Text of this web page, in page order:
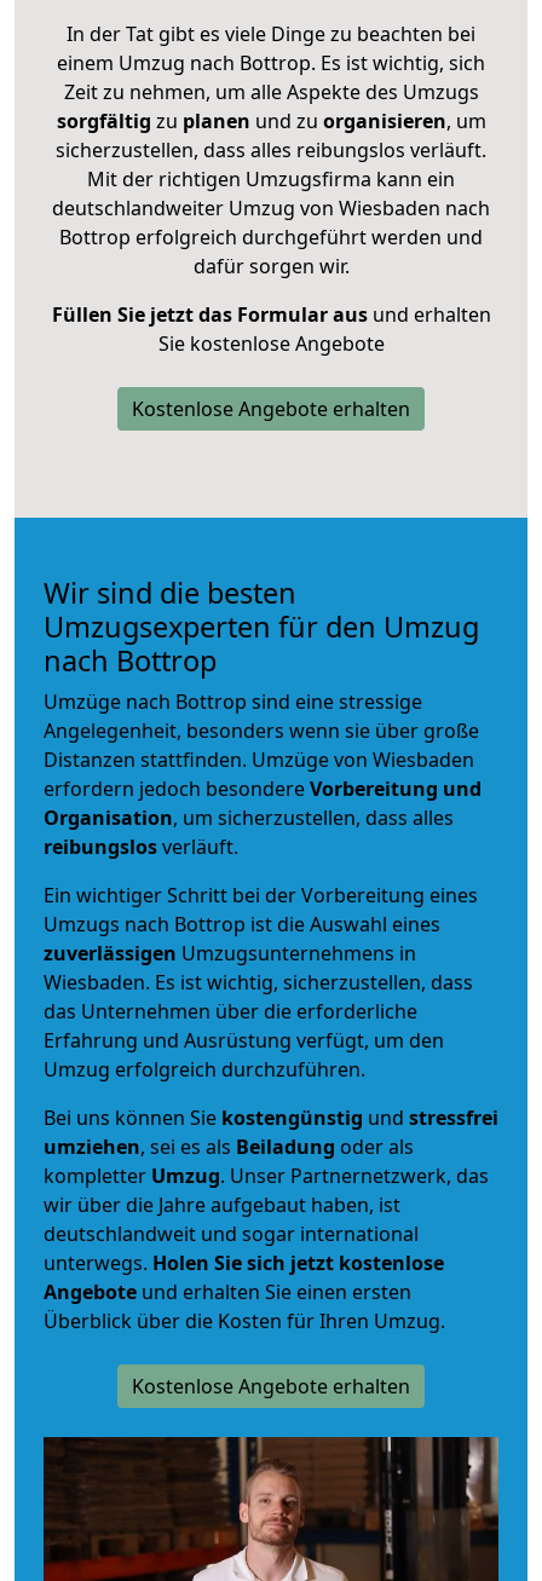
In der Tat gibt es viele Dinge zu beachten bei
einem Umzug nach Bottrop. Es ist wichtig, sich
Zeit zu nehmen, um alle Aspekte des Umzugs
sorgfältig zu planen und zu organisieren, um
sicherzustellen, dass alles reibungslos verläuft.
Mit der richtigen Umzugsfirma kann ein
deutschlandweiter Umzug von Wiesbaden nach
Bottrop erfolgreich durchgeführt werden und
dafür sorgen wir.
Füllen Sie jetzt das Formular ausund erhalten
Sie kostenlose Angebote
Kostenlose Angebote erhalten
Wir sind die besten
Umzugsexperten für den Umzug
nach Bottrop
Umzüge nach Bottrop sind eine stressige
Angelegenheit, besonders wenn sie über große
Distanzen stattfinden. Umzüge von Wiesbaden
erfordern jedoch besondereVorbereitung und
Organisation, um sicherzustellen, dass alles
reibungslosverläuft.
Ein wichtiger Schritt bei der Vorbereitung eines
Umzugs nach Bottrop ist die Auswahl eines
zuverlässigen Umzugsunternehmens in
Wiesbaden. Es ist wichtig, sicherzustellen, dass
das Unternehmen über die erforderliche
Erfahrung und Ausrüstung verfügt, um den
Umzug erfolgreich durchzuführen.
Bei uns können Sie kostengünstig und stressfrei
umziehen, sei es als Beiladung oder als
kompletter Umzug. Unser Partnernetzwerk, das
wir über die Jahre aufgebaut haben, ist
deutschlandweit und sogar international
unterwegs. Holen Sie sich jetzt kostenlose
Angebote und erhalten Sie einen ersten
Überblick über die Kosten für Ihren Umzug.
Kostenlose Angebote erhalten